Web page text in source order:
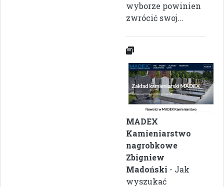
wyborze powinien
zwrócić swoj...
MADEX
Kamieniarstwo
nagrobkowe
Zbigniew
Madoński - Jak
wyszukać